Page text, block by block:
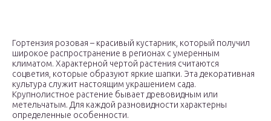
Гортензия розовая – красивый кустарник, который получил
широкое распространение в регионах с умеренным
климатом. Характерной чертой растения считаются
соцветия, которые образуют яркие шапки. Эта декоративная
культура служит настоящим украшением сада.
Крупнолистное растение бывает древовидным или
метельчатым. Для каждой разновидности характерны
определенные особенности.